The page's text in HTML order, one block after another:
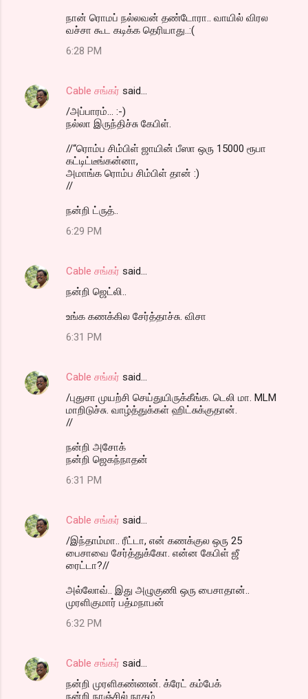
நான் ரொமப் நல்லவன் தண்டோரா.. வாயில் விரல
வச்சா கூட கடிக்க தெரியாது..:(
6:28 PM
Cable சங்கர் said…
/அப்பாரம்... :-)
நல்லா இருந்திச்சு கேபிள்.
//“ரொம்ப சிம்பிள் ஜாயின் பீஸா ஒரு 15000 ரூபா
கட்டிட்டீங்கன்னா,
அமாங்க ரொம்ப சிம்பிள் தான் :)
//
நன்றி ட்ருத்..
6:29 PM
Cable சங்கர் said…
நன்றி ஜெட்லி..
உங்க கணக்கில சேர்த்தாச்சு. விசா
6:31 PM
Cable சங்கர் said…
/புதுசா முயற்சி செய்துயிருக்கீங்க. டெலி மா. MLM
மாறிடுச்சு. வாழ்த்துக்கள் ஹிட்சுக்குதான்.
//
நன்றி அசோக்
நன்றி ஜெகந்நாதன்
6:31 PM
Cable சங்கர் said…
/இந்தாம்மா.. ரீட்டா, என் கணக்குல ஒரு 25
பைசாவை சேர்த்துக்கோ. என்ன கேபிள் ஜீ
ரைட்டா?//
அல்லோவ்.. இது அழுகுணி ஒரு பைசாதான்..
முரளிகுமார் பத்மநாபன்
6:32 PM
Cable சங்கர் said…
நன்றி முரளிகண்ணன். க்ரேட் கம்பேக்
நன்றி நாஞ்சில் நாதம்